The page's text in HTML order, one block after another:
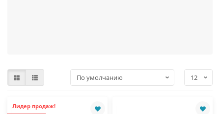
Лидер продаж!